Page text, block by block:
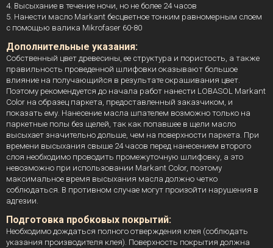
4. Высыхание в течение ночи, но не более 24 часов
5. Нанести масло Markant бесцветное тонким равномерным слоем
с помощью валика Mikrofaser 60-80
Дополнительные указания:
Собственный цвет древесины, ее структура и пористость, а также
правильность проведенной шлифовки оказывают большое
влияние на получающийся в результате окрашивания цвет.
Поэтому рекомендуется до начала работ нанести LOBASOL Markant
Color на образец паркета, предоставленный заказчиком, и
показать ему. Нанесение масла шпателем возможно только на
паркетные полы без щелей, так как попавшее в щели масло
высыхает значительно дольше, чем на поверхности паркета. При
времени высыхания свыше 24 часов перед нанесением второго
слоя необходимо проводить промежуточную шлифовку, а это
невозможно при использовании Markant Color, поэтому
максимальное время высыхания масла должно четко
соблюдаться. В противном случае могут произойти нарушения в
адгезии.
Подготовка пробковых покрытий:
Необходимо дождаться полного отверждения клея (соблюдать
указания производителя клея). Поверхность покрытия должна